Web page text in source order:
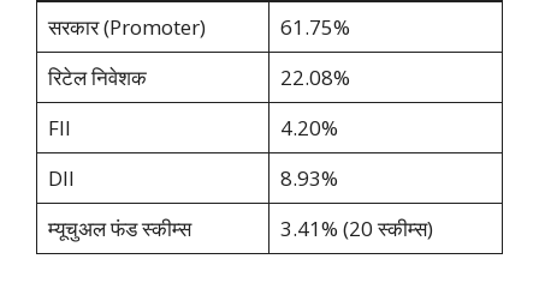
सरकार (Promoter)
61.75%
रिटेल निवेशक
22.08%
FII
4.20%
DII
8.93%
म्यूचुअल फंड स्कीम्स
3.41% (20 स्कीम्स)